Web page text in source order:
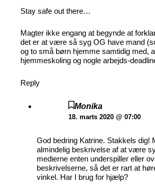
Stay safe out there…
Magter ikke engang at begynde at
det er at være så syg OG have mand
og to små børn hjemme samtidig med,
hjemmeskoling og nogle arbejds-
Reply
Monika
18. marts 2020 @ 07:00
God bedring Katrine. Stakkels dig!
almindelig beskrivelse af at være
medierne enten underspiller eller
beskrivelserne, så det er rart at
vinkel. Har I brug for hjælp?